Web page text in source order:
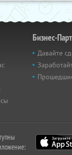
Бизнес-
Давайте